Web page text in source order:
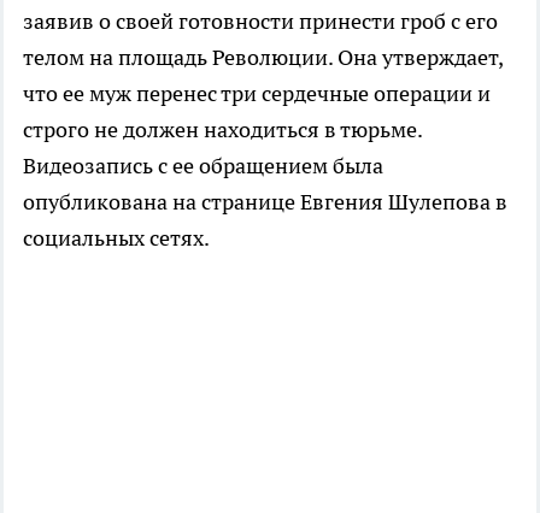
заявив о своей готовности принести гроб с его
телом на площадь Революции. Она утверждает,
что ее муж перенес три сердечные операции и
строго не должен находиться в тюрьме.
Видеозапись с ее обращением была
опубликована на странице Евгения Шулепова в
социальных сетях.